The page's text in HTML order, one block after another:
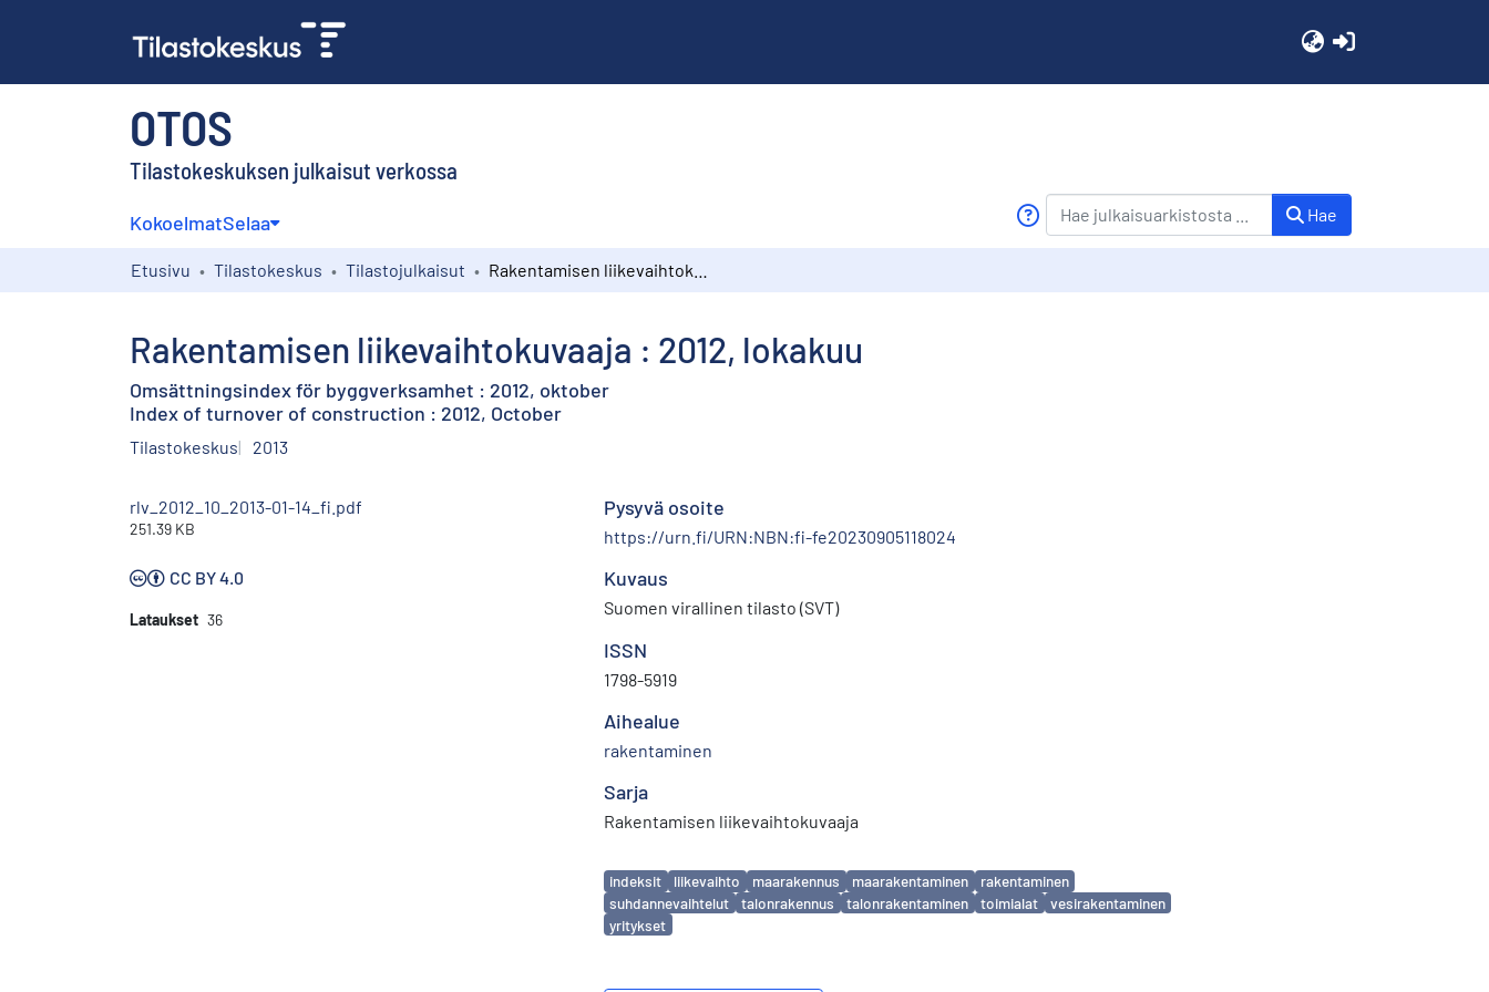
OTOS
Tilastokeskuksen julkaisut verkossa
KokoelmatSelaa Hae
Etusivu Tilastokeskus Tilastojulkaisut
Rakentamisen liikevaihtokuvaaja : 2012, lokakuu
Omsättningsindex för byggverksamhet : 2012, oktober
Index of turnover of construction : 2012, October
Tilastokeskus 2013
rlv_2012_10_2013-01-14_fi.pdf
251.39 KB
CC BY 4.0
Lataukset 36
Pysyvä osoite
https://urn.fi/URN:NBN:fi-fe20230905118024
Kuvaus
Suomen virallinen tilasto (SVT)
ISSN
1798-5919
Aihealue
rakentaminen
Sarja
Rakentamisen liikevaihtokuvaaja
Avainsanat
indeksit liikevaihto maarakennus maarakentaminen
rakentaminen
suhdannevaihtelut
talonrakennus talonrakentaminen toimialat
vesirakentaminen
yritykset